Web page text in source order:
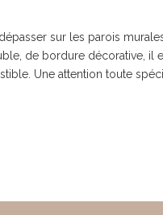
sur les parois
de bordure décorative,
Une attention toute